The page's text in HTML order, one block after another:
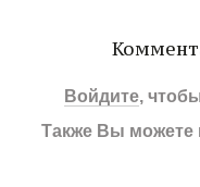
Войдите,
Также Вы можете